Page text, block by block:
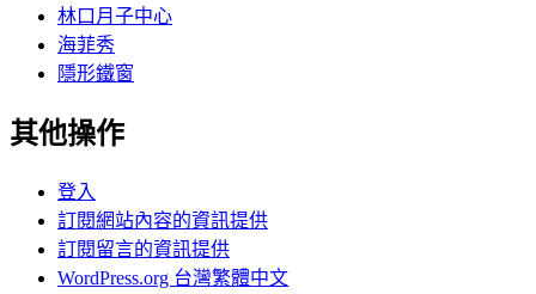
林口月子中心
海菲秀
隱形鐵窗
其他操作
登入
訂閱網站內容的資訊提供
訂閱留言的資訊提供
WordPress.org 台灣繁體中文